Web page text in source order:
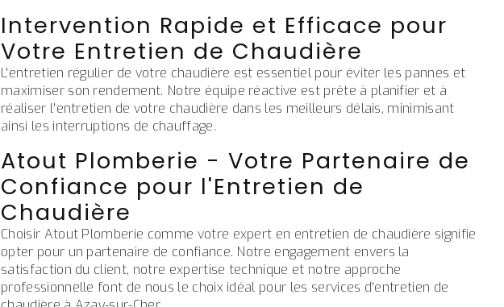
Intervention Rapide et Efficace pour
Votre Entretien de Chaudière
L'entretien régulier de votre chaudière est essentiel pour éviter les pannes et
maximiser son rendement. Notre équipe réactive est prête à planifier et à
réaliser l'entretien de votre chaudière dans les meilleurs délais, minimisant
ainsi les interruptions de chauffage.
Atout Plomberie - Votre Partenaire de
Confiance pour l'Entretien de
Chaudière
Choisir Atout Plomberie comme votre expert en entretien de chaudière signifie
opter pour un partenaire de confiance. Notre engagement envers la
satisfaction du client, notre expertise technique et notre approche
professionnelle font de nous le choix idéal pour les services d'entretien de